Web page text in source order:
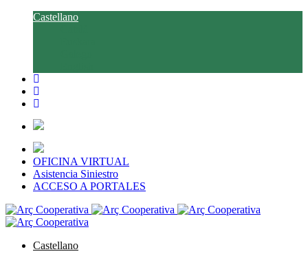
Castellano
OFICINA VIRTUAL
Asistencia Siniestro
ACCESO A PORTALES
Castellano